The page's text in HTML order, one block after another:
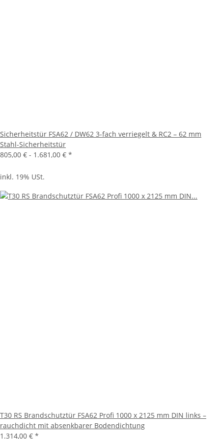
Sicherheitstür FSA62 / DW62 3-fach verriegelt & RC2 – 62 mm
Stahl-Sicherheitstür
805,00 € - 1.681,00 € *
inkl. 19% USt.
T30 RS Brandschutztür FSA62 Profi 1000 x 2125 mm DIN links –
rauchdicht mit absenkbarer Bodendichtung
1.314,00 € *